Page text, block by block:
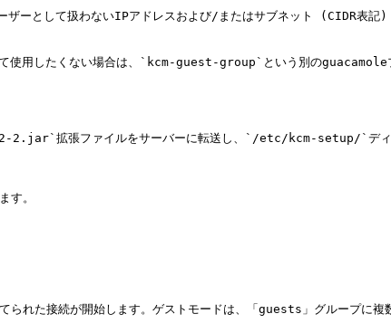
として扱わないIPアドレスおよび/またはサブネット (CIDR表記)
使用したくない場合は、`kcm-guest-group`という別のguacamole
拡張ファイルをサーバーに転送し、`/etc/kcm-setup/`ディレ
す。
られた接続が開始します。ゲストモードは、「guests」グループに